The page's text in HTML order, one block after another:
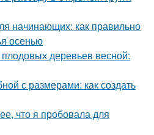
начинающих: как правильно
осенью
деревьев весной:
с размерами: как создать
что я пробовала для